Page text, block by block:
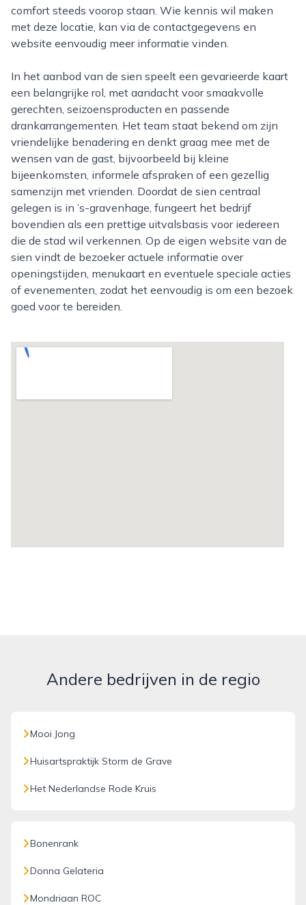
comfort steeds voorop staan. Wie kennis wil maken
met deze locatie, kan via de contactgegevens en
website eenvoudig meer informatie vinden.
In het aanbod van de sien speelt een gevarieerde kaart
een belangrijke rol, met aandacht voor smaakvolle
gerechten, seizoensproducten en passende
drankarrangementen. Het team staat bekend om zijn
vriendelijke benadering en denkt graag mee met de
wensen van de gast, bijvoorbeeld bij kleine
bijeenkomsten, informele afspraken of een gezellig
samenzijn met vrienden. Doordat de sien centraal
gelegen is in ’s-gravenhage, fungeert het bedrijf
bovendien als een prettige uitvalsbasis voor iedereen
die de stad wil verkennen. Op de eigen website van de
sien vindt de bezoeker actuele informatie over
openingstijden, menukaart en eventuele speciale acties
of evenementen, zodat het eenvoudig is om een bezoek
goed voor te bereiden.
Andere bedrijven in de regio
Mooi Jong
Huisartspraktijk Storm de Grave
Het Nederlandse Rode Kruis
Bonenrank
Donna Gelateria
Mondriaan ROC